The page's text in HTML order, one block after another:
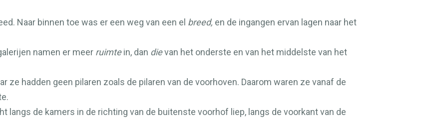
Naar binnen toe was er een weg van een el breed, en de ingangen ervan lagen naar het
namen er meer ruimtein, dan dievan het onderste en van het middelste van het
ze hadden geen pilaren zoals de pilaren van de voorhoven. Daarom waren ze vanaf de
langs de kamers in de richting van de buitenste voorhof liep, langs de voorkant van de